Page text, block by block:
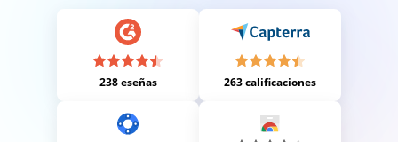
238 eseñas 263 calificaciones